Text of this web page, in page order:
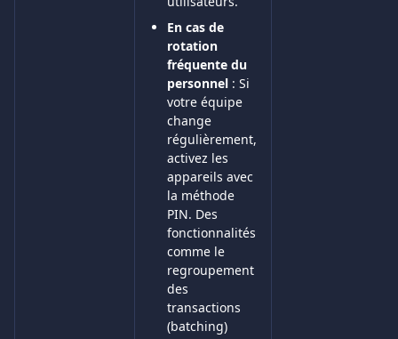
En cas de
rotation
fréquente du
personnel : Si
votre équipe
change
régulièrement,
activez les
appareils avec
la méthode
PIN. Des
fonctionnalités
comme le
regroupement
des
transactions
(batching)